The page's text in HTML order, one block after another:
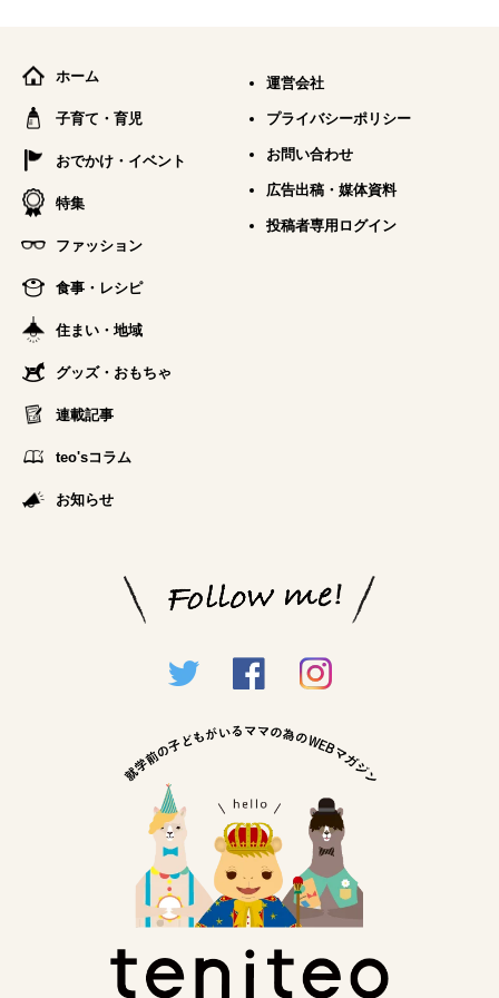
ホーム
子育て・育児
おでかけ・イベント
特集
ファッション
食事・レシピ
住まい・地域
グッズ・おもちゃ
連載記事
teo'sコラム
お知らせ
運営会社
プライバシーポリシー
お問い合わせ
広告出稿・媒体資料
投稿者専用ログイン